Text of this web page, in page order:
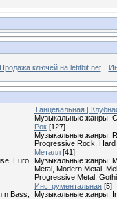
Продажа ключей на letitbit.net
Танцевальная |
Музыкальные жанры:
Рок [127]
Музыкальные жанры:
Progressive Rock,
Euro
Металл [41]
Музыкальные жанры:
Metal, Modern Metal,
Progressive Metal,
n Bass,
Инструментальная [5]
Музыкальные жанры: